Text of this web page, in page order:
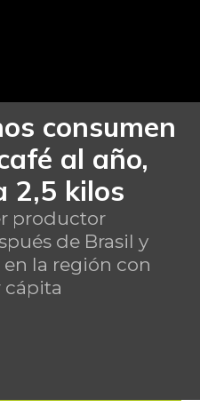
consumen
al año,
2,5 kilos
productor
de Brasil y
la región con
cápita